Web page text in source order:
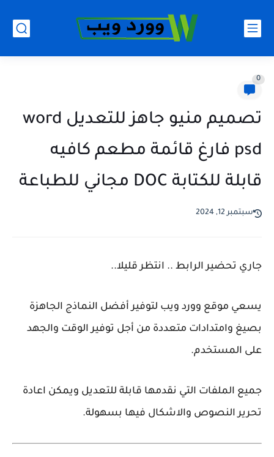
0
تصميم منيو جاهز للتعديل word
psd فارغ قائمة مطعم كافيه
قابلة للكتابة DOC مجاني للطباعة
سبتمبر 12, 2024
جاري تحضير الرابط .. انتظر قليلا..
يسعي موقع وورد ويب لتوفير أفضل النماذج الجاهزة
بصيغ وامتدادات متعددة من أجل توفير الوقت والجهد
على المستخدم.
جميع الملفات التي نقدمها قابلة للتعديل ويمكن اعادة
تحرير النصوص والاشكال فيها بسهولة.